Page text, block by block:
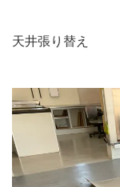
天井張り替え